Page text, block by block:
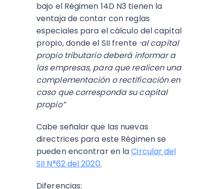
bajo el Régimen 14D N3 tienen la
ventaja de contar con reglas
especiales para el cálculo del capital
propio, donde el SII frente “al capital
propio tributario deberá informar a
las empresas, para que realicen una
complementación o rectificación en
caso que corresponda su capital
propio”
Cabe señalar que las nuevas
directrices para este Régimen se
pueden encontrar en laCircular del
SII N°62 del 2020.
Diferencias: